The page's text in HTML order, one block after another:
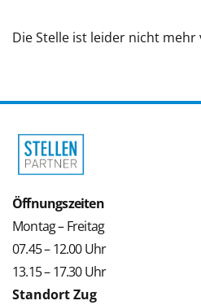
Die Stelle ist leider nicht mehr
Öffnungszeiten
Montag – Freitag
07.45 – 12.00 Uhr
13.15 – 17.30 Uhr
Standort Zug